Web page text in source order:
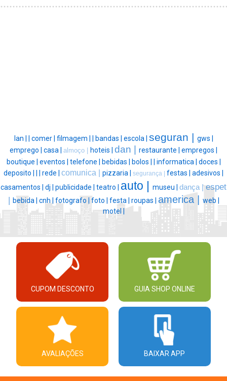
lan | | comer | filmagem | | bandas | escola | seguran | gws |
emprego | casa | almoço | hoteis | dan | restaurante | empregos |
boutique | eventos | telefone | bebidas | bolos | | informatica | doces |
deposito | | | rede | comunica | pizzaria | segurança | festas | adesivos |
casamentos | dj | publicidade | teatro | auto | museu | dança |espet
| bebida | cnh | fotografo | foto | festa | roupas | america | web |
motel |
CUPOM DESCONTO GUIA SHOP ONLINE
AVALIAÇÕES BAIXAR APP